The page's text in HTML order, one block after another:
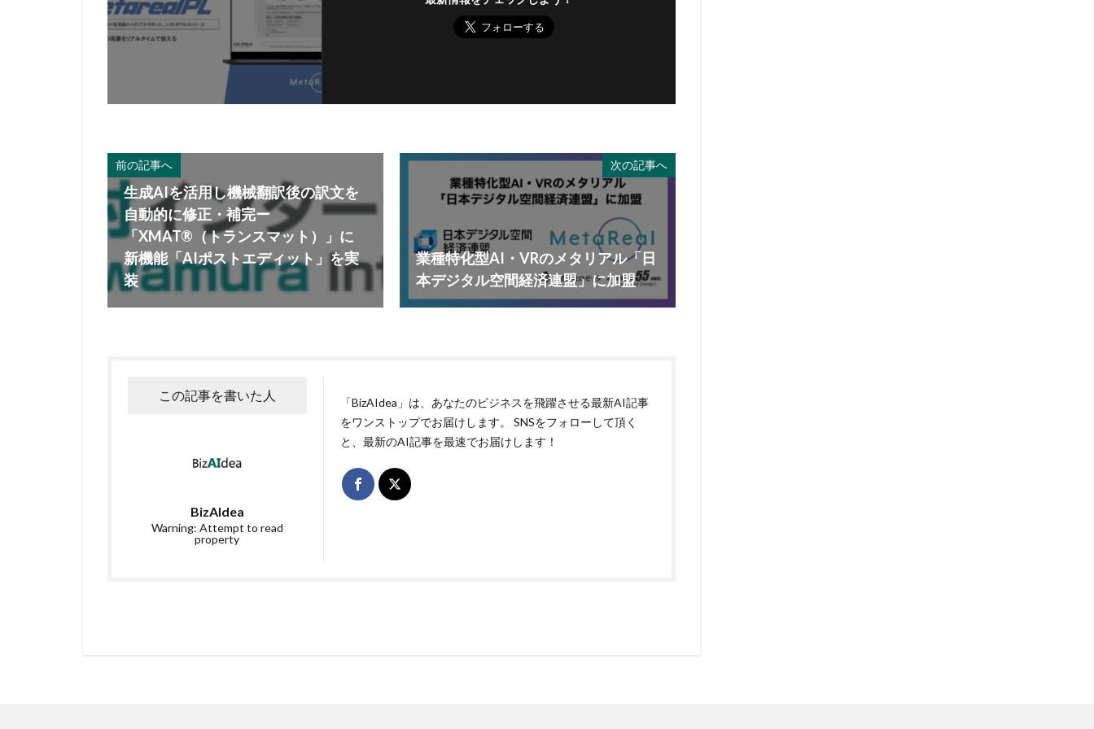
前の記事へ
生成AIを活用し機械翻訳後の訳文を
自動的に修正・補完ー
「XMAT®（トランスマット）」に
新機能「AIポストエディット」を実
装
次の記事へ
業種特化型AI・VRのメタリアル「日
本デジタル空間経済連盟」に加盟
この記事を書いた人
BizAIdea
Warning: Attempt to read
property
「BizAIdea」は、あなたのビジネスを飛躍させる最新AI記事
をワンストップでお届けします。 SNSをフォローして頂く
と、最新のAI記事を最速でお届けします！